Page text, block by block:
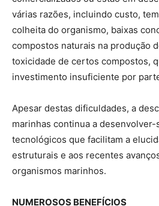
várias razões, incluindo custo,
colheita do organismo, baixas
compostos naturais na produção
toxicidade de certos compostos,
investimento insuficiente por
Apesar destas dificuldades, a
marinhas continua a desenvolver-
tecnológicos que facilitam a
estruturais e aos recentes
organismos marinhos.
NUMEROSOS BENEFÍCIOS